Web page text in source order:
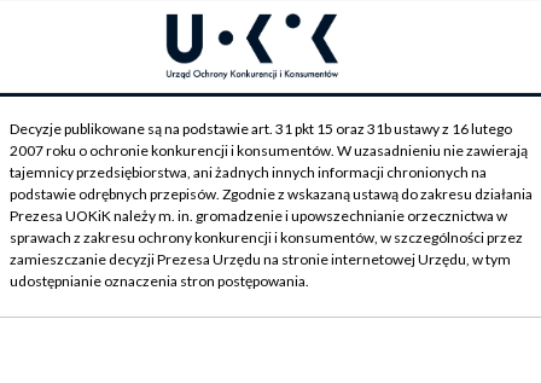
Decyzje publikowane są na podstawie art. 31 pkt 15 oraz 31b ustawy z 16 lutego
2007 roku o ochronie konkurencji i konsumentów. W uzasadnieniu nie zawierają
tajemnicy przedsiębiorstwa, ani żadnych innych informacji chronionych na
podstawie odrębnych przepisów. Zgodnie z wskazaną ustawą do zakresu działania
Prezesa UOKiK należy m. in. gromadzenie i upowszechnianie orzecznictwa w
sprawach z zakresu ochrony konkurencji i konsumentów, w szczególności przez
zamieszczanie decyzji Prezesa Urzędu na stronie internetowej Urzędu, w tym
udostępnianie oznaczenia stron postępowania.